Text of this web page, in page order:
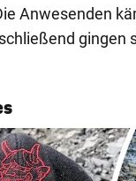
Anwesenden
gingen